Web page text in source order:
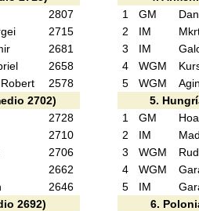
2807
2715
2681
2658
2578
2702)
2728
2710
2706
2662
2646
2692)
1
GM
2
IM
3
IM
4
WGM
5
WGM
5.
1
GM
2
IM
3
WGM
4
WGM
5
IM
6.